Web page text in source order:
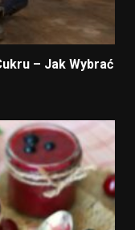
– Jak Wybrać